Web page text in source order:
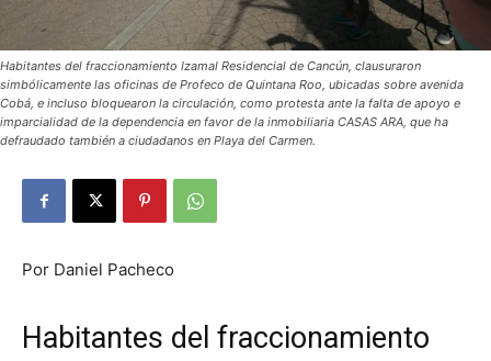
Habitantes del fraccionamiento Izamal Residencial de Cancún, clausuraron
simbólicamente las oficinas de Profeco de Quintana Roo, ubicadas sobre avenida
Cobá, e incluso bloquearon la circulación, como protesta ante la falta de apoyo e
imparcialidad de la dependencia en favor de la inmobiliaria CASAS ARA, que ha
defraudado también a ciudadanos en Playa del Carmen.
Por Daniel Pacheco
Habitantes del fraccionamiento